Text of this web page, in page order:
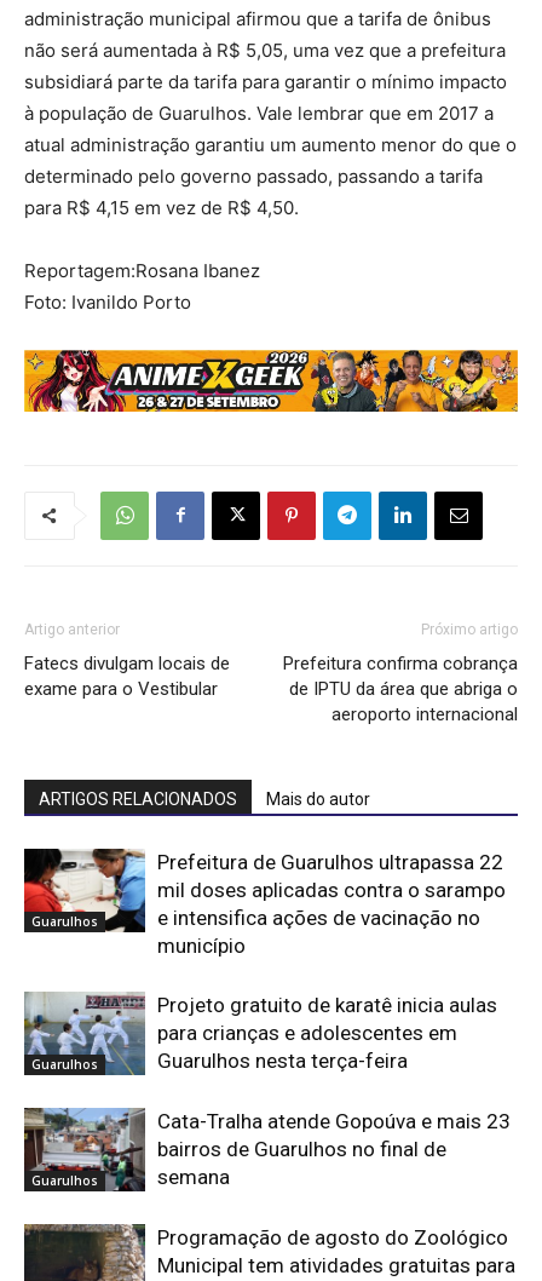
administração municipal afirmou que a tarifa de ônibus
não será aumentada à R$ 5,05, uma vez que a prefeitura
subsidiará parte da tarifa para garantir o mínimo impacto
à população de Guarulhos. Vale lembrar que em 2017 a
atual administração garantiu um aumento menor do que o
determinado pelo governo passado, passando a tarifa
para R$ 4,15 em vez de R$ 4,50.
Reportagem:Rosana Ibanez
Foto: Ivanildo Porto
Artigo anterior
Fatecs divulgam locais de
exame para o Vestibular
Próximo artigo
Prefeitura confirma cobrança
de IPTU da área que abriga o
aeroporto internacional
ARTIGOS RELACIONADOS Mais do autor
Guarulhos
Prefeitura de Guarulhos ultrapassa 22
mil doses aplicadas contra o sarampo
e intensifica ações de vacinação no
município
Guarulhos
Projeto gratuito de karatê inicia aulas
para crianças e adolescentes em
Guarulhos nesta terça-feira
Guarulhos
Cata-Tralha atende Gopoúva e mais 23
bairros de Guarulhos no final de
semana
Programação de agosto do Zoológico
Municipal tem atividades gratuitas para